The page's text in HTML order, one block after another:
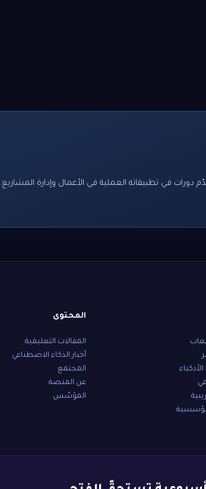
في تطبيقاته العملية في الأعمال وإدارة المشاريع.
المحتوى
المقالات التعليمية
أخبار الذكاء الاصطناعي
المجتمع
عن المنصة
المؤسّس